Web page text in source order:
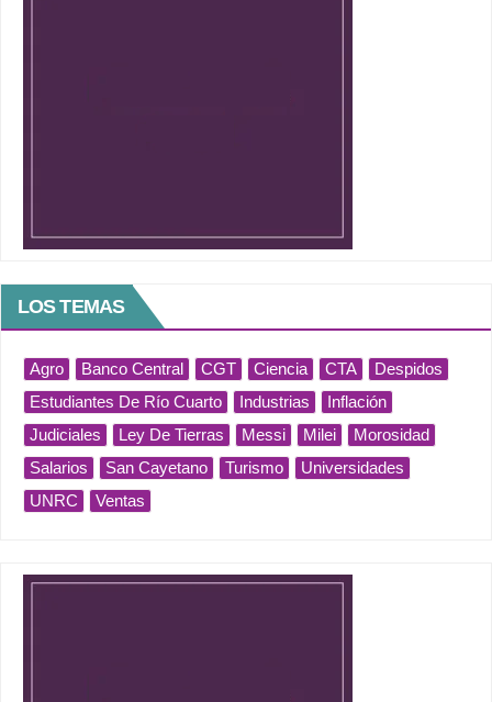
LOS TEMAS
Agro Banco Central CGT Ciencia CTA
Despidos
Estudiantes De Río Cuarto
Industrias
Inflación
Judiciales
Ley De Tierras Messi Milei
Morosidad
Salarios
San Cayetano Turismo
Universidades
UNRC
Ventas